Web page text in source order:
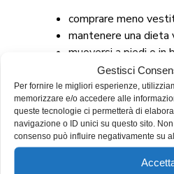
Gestisci
Per fornire le migliori esperienze,
memorizzare e/o accedere alle
queste tecnologie ci permetterà di
navigazione o ID unici su questo sito.
consenso può influire negativamente su
comprare meno
mantenere una dieta
muoversi a piedi o in
Buone pratiche che, postate su
permesso via via di
mila follower, Cristina è la
per engagement rate.